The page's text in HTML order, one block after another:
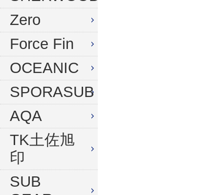
水中デジタルカメラセット
Zero
Force Fin
OCEANIC
SPORASUB
AQA
TK土佐旭
印
SUB